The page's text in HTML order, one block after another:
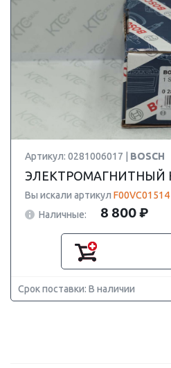
Артикул: 0281006017 | BOSCH
ЭЛЕКТРОМАГНИТНЫЙ
Вы искали артикул F00VC01514
Наличные:
8 800 ₽
Срок поставки: В наличии